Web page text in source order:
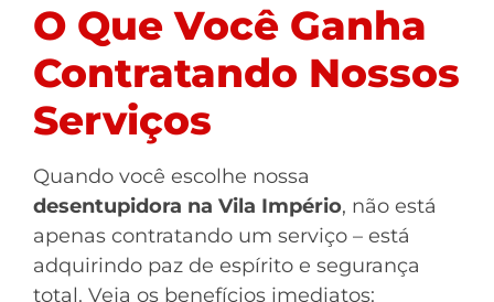
O Que Você Ganha
Contratando Nossos
Serviços
Quando você escolhe nossa
desentupidora na Vila Império, não está
apenas contratando um serviço – está
adquirindo paz de espírito e segurança
total. Veja os benefícios imediatos: